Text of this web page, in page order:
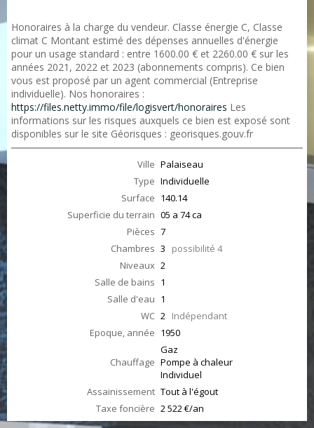
Honoraires à la charge du vendeur. Classe énergie C, Classe
climat C Montant estimé des dépenses annuelles d'énergie
pour un usage standard : entre 1600.00 € et 2260.00 € sur les
années 2021, 2022 et 2023 (abonnements compris). Ce bien
vous est proposé par un agent commercial (Entreprise
individuelle). Nos honoraires :
https://files.netty.immo/file/logisvert/honoraires Les
informations sur les risques auxquels ce bien est exposé sont
disponibles sur le site Géorisques : georisques.gouv.fr
Ville Palaiseau
Type Individuelle
Surface 140.14
Superficie du terrain 05 a 74 ca
Pièces 7
Chambres 3 possibilité 4
Niveaux 2
Salle de bains 1
Salle d'eau 1
WC 2 Indépendant
Epoque, année 1950
Chauffage
Gaz
Pompe à chaleur
Individuel
Assainissement Tout à l'égout
Taxe foncière 2 522 €/an